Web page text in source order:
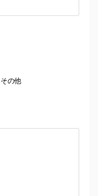
その他